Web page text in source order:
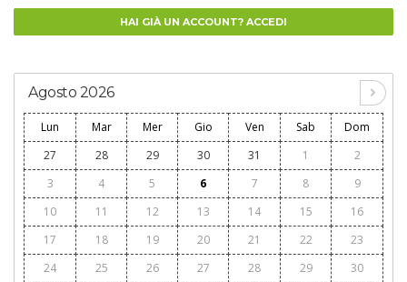
HAI GIÀ UN ACCOUNT? ACCEDI
Agosto 2026
Lun Mar Mer Gio Ven Sab
Dom
27
28 29 30 31 1
2
3
4 5 6 7 8
9
10
11 12 13 14 15
16
17
18 19 20 21 22
23
24
25 26 27 28 29
30